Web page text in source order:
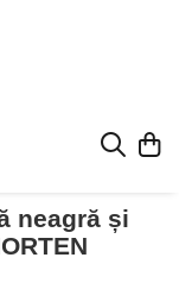
neagră și